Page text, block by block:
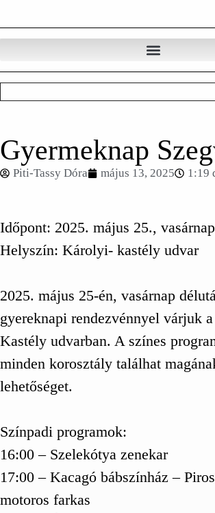
Gyermeknap
Piti-Tassy Dóra május 13, 2025 1:19
Időpont: 2025. május 25., vasárnap
Helyszín: Károlyi- kastély udvar
2025. május 25-én, vasárnap
gyereknapi rendezvénnyel várjuk
Kastély udvarban. A színes
minden korosztály találhat
lehetőséget.
Színpadi programok:
16:00 – Szelekótya zenekar
17:00 – Kacagó bábszínház –
motoros farkas